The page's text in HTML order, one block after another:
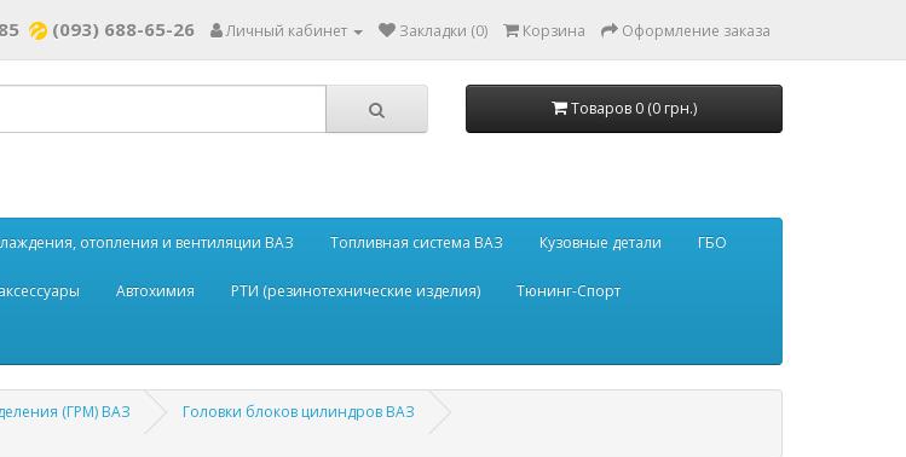
(093) 688-65-26 Личный кабинет Закладки (0) Корзина Оформление заказа
Товаров 0 (0 грн.)
отопления и вентиляции ВАЗ Топливная система ВАЗ Кузовные детали ГБО
Автохимия РТИ (резинотехнические изделия) Тюнинг-Спорт
(ГРМ) ВАЗ
Головки блоков цилиндров ВАЗ